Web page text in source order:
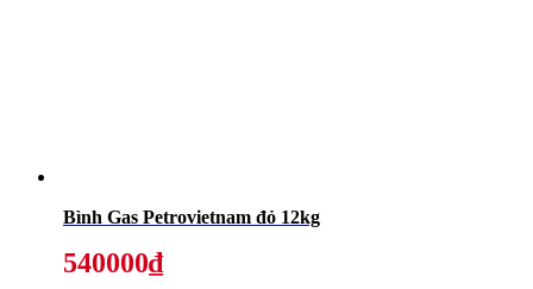
Bình Gas Petrovietnam đỏ 12kg
540000₫